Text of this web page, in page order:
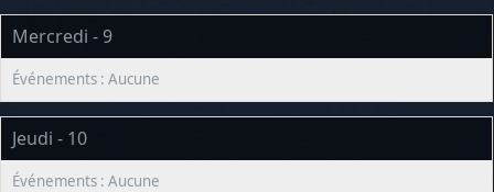
Mercredi - 9
Jeudi - 10